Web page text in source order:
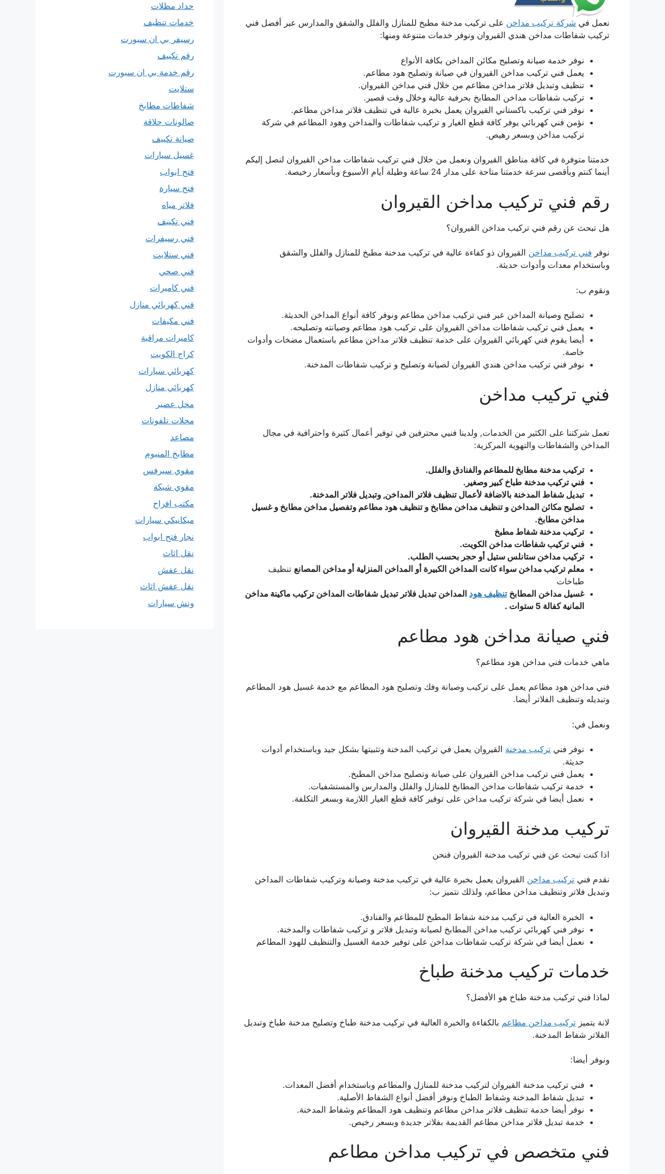
نعمل في شركة تركيب مداخن على تركيب مدخنة مطبخ للمنازل والفلل والشقق والمدارس عبر أفضل فني
تركيب شفاطات مداخن هندي القيروان ونوفر خدمات متنوعة ومنها:
نوفر خدمة صيانة وتصليح مكائن المداخن بكافة الأنواع
يعمل فني تركيب مداخن القيروان في صيانة وتصليح هود مطاعم.
تنظيف وتبديل فلاتر مداخن مطاعم من خلال فني مداخن القيروان.
تركيب شفاطات مداخن المطابخ بحرفية عالية وخلال وقت قصير.
نوفر فني تركيب باكستاني القيروان يعمل بخبرة عالية في تنظيف فلاتر مداخن مطاعم.
نؤمن فني كهربائي يوفر كافة قطع الغيار و تركيب شفاطات والمداخن وهود المطاعم في شركة
تركيب مداخن وبسعر رهيص.
خدمتنا متوفرة في كافة مناطق القيروان ونعمل من خلال فني تركيب شفاطات مداخن القيروان لنصل إليكم
أينما كنتم وبأقصى سرعة خدمتنا متاحة على مدار 24 ساعة وطيلة أيام الأسبوع وبأسعار رخيصة.
رقم فني تركيب مداخن القيروان
هل تبحث عن رقم فني تركيب مداخن القيروان؟
نوفر فني تركيب مداخن القيروان ذو كفاءة عالية في تركيب مدخنة مطبخ للمنازل والفلل والشقق
وباستخدام معدات وأدوات حديثة.
ونقوم ب:
تصليح وصيانة المداخن عبر فني تركيب مداخن مطاعم ونوفر كافة أنواع المداخن الحديثة.
يعمل فني تركيب شفاطات مداخن القيروان على تركيب هود مطاعم وصيانته وتصليحه.
أيضا يقوم فني كهربائي القيروان على خدمة تنظيف فلاتر مداخن مطاعم باستعمال مضخات وأدوات
خاصة.
نوفر فني تركيب مداخن هندي القيروان لصيانة وتصليح و تركيب شفاطات المدخنة.
فني تركيب مداخن
تعمل شركتنا على الكثير من الخدمات, ولدينا فنيي محترفين في توفير أعمال كثيرة واحترافية في مجال
المداخن والشفاطات والتهوية المركزية:
تركيب مدخنة مطابخ للمطاعم والفنادق والفلل.
فني تركيب مدخنة طباخ كبير وصغير.
تبديل شفاط المدخنة بالاضافة لأعمال تنظيف فلاتر المداخن, وتبديل فلاتر المدخنة.
تصليح مكائن المداخن و تنظيف مداخن مطابخ و تنظيف هود مطاعم وتفصيل مداخن مطابخ و غسيل
مداخن مطابخ.
تركيب مدخنة شفاط مطبخ
فني تركيب شفاطات مداخن الكويت.
تركيب مداخن ستانلس ستيل أو حجر بحسب الطلب.
معلم تركيب مداخن سواء كانت المداخن الكبيرة أو المداخن المنزلية أو مداخن المصانع تنظيف
طباخات
غسيل مداخن المطابخ تنظيف هود المداخن تبديل فلاتر تبديل شفاطات المداخن تركيب ماكينة مداخن
المانية كفالة 5 ستوات .
فني صيانة مداخن هود مطاعم
ماهي خدمات فني مداخن هود مطاعم؟
فني مداخن هود مطاعم يعمل على تركيب وصيانة وفك وتصليح هود المطاعم مع خدمة غسيل هود المطاعم
وتبديله وتنظيف الفلاتر أيضا.
ونعمل في:
نوفر فني تركيب مدخنة القيروان يعمل في تركيب المدخنة وتثبيتها بشكل جيد وباستخدام أدوات
حديثة.
يعمل فني تركيب مداخن القيروان على صيانة وتصليح مداخن المطبخ.
خدمة تركيب شفاطات مداخن المطابخ للمنازل والفلل والمدارس والمستشفيات.
نعمل أيضا في شركة تركيب مداخن على توفير كافة قطع الغيار اللازمة وبسعر التكلفة.
تركيب مدخنة القيروان
اذا كنت تبحث عن فني تركيب مدخنة القيروان فنحن
نقدم فني تركيب مداخن القيروان يعمل بخبرة عالية في تركيب مدخنة وصيانة وتركيب شفاطات المداخن
وتبديل فلاتر وتنظيف مداخن مطاعم، ولذلك نتميز ب:
الخبرة العالية في تركيب مدخنة شفاط المطبخ للمطاعم والفنادق.
نوفر فني كهربائي تركيب مداخن المطابخ لصيانة وتبديل فلاتر و تركيب شفاطات والمدخنة.
نعمل أيضا في شركة تركيب شفاطات مداخن على توفير خدمة الغسيل والتنظيف للهود المطاعم
خدمات تركيب مدخنة طباخ
لماذا فني تركيب مدخنة طباخ هو الأفضل؟
لانة يتميز تركيب مداخن مطاعم بالكفاءة والخبرة العالية في تركيب مدخنة طباخ وتصليح مدخنة طباخ وتبديل
الفلاتر شفاط المدخنة.
ونوفر أيضا:
فني تركيب مدخنة القيروان لتركيب مدخنة للمنازل والمطاعم وباستخدام أفضل المعدات.
تبديل شفاط المدخنة وشفاط الطباخ ونوفر أفضل أنواع الشفاط الأصلية.
نوفر أيضا خدمة تنظيف فلاتر مداخن مطاعم وتنظيف هود المطاعم وشفاط المدخنة.
خدمة تبديل فلاتر مداخن مطاعم القديمة بفلاتر جديدة وبسعر رخيص.
فني متخصص في تركيب مداخن مطاعم
حداد مظلات
خدمات تنظيف
رسيفر بي ان سبورت
رقم تكييف
رقم خدمة بي ان سبورت
ستلايت
شفاطات مطابخ
صالونات حلاقة
صيانة تكييف
غسيل سيارات
فتح ابواب
فتح سيارة
فلاتر مياه
فني تكييف
فني رسيفرات
فني ستلايت
فني صحي
فني كاميرات
فني كهربائي منازل
فني مكيفات
كاميرات مراقبة
كراج الكويت
كهربائي سيارات
كهربائي منازل
محل عصير
محلات تلفونات
مصاعد
مطابخ المنيوم
مقوي سيرفس
مقوي شبكة
مكتب افراح
ميكانيكي سيارات
نجار فتح ابواب
نقل اثاث
نقل عفش
نقل عفش اثاث
ونش سيارات